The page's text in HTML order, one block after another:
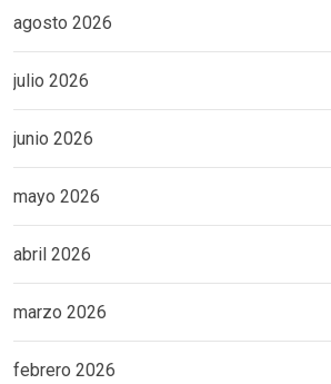
agosto 2026
julio 2026
junio 2026
mayo 2026
abril 2026
marzo 2026
febrero 2026